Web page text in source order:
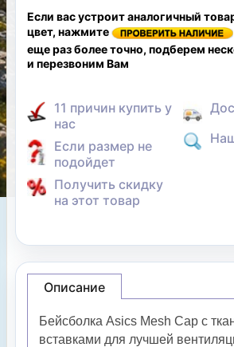
Если вас устроит аналогичный
цвет, нажмите
еще раз более точно, подберем
и перезвоним Вам
11 причин купить у
нас
Если размер не
подойдет
Получить скидку
на этот товар
Описание
Бейсболка Asics Mesh Cap с
вставками для лучшей